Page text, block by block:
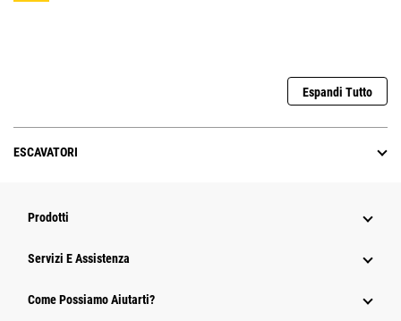
Espandi Tutto
ESCAVATORI
Prodotti
Servizi E Assistenza
Come Possiamo Aiutarti?